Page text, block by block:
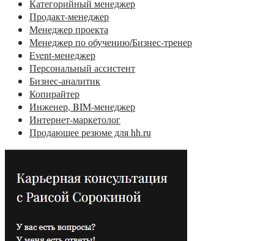
Категорийный менеджер
Продакт-менеджер
Менеджер проекта
Менеджер по обучению/Бизнес-тренер
Event-менеджер
Персональный ассистент
Бизнес-аналитик
Копирайтер
Инженер, BIM-менеджер
Интернет-маркетолог
Продающее резюме для hh.ru